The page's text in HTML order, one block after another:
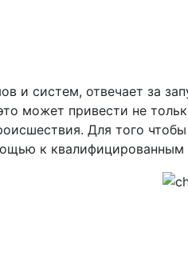
и систем, отвечает за
может привести не
Для того чтобы
к квалифицированным